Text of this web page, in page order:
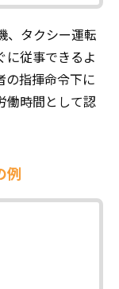
、タクシー運転
に従事できるよ
の指揮命令下に
働時間として認
例